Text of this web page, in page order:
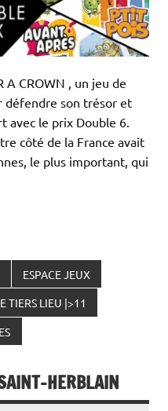
CROWN , un jeu de
défendre son trésor et
avec le prix Double 6.
côté de la France avait
le plus important, qui
ESPACE JEUX
TIERS LIEU |>11
HERBLAIN